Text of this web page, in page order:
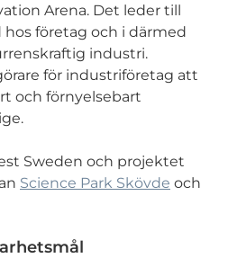
Arena. Det leder till
företag och i därmed
industri.
för industriföretag att
och förnyelsebart
Sweden och projektet
Science Park Skövde och